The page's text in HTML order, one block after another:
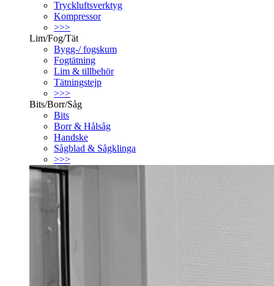
Tryckluftsverktyg
Kompressor
>>>
Lim/Fog/Tät
Bygg-/ fogskum
Fogtätning
Lim & tillbehör
Tätningstejp
>>>
Bits/Borr/Såg
Bits
Borr & Hålsåg
Handske
Sågblad & Sågklinga
>>>